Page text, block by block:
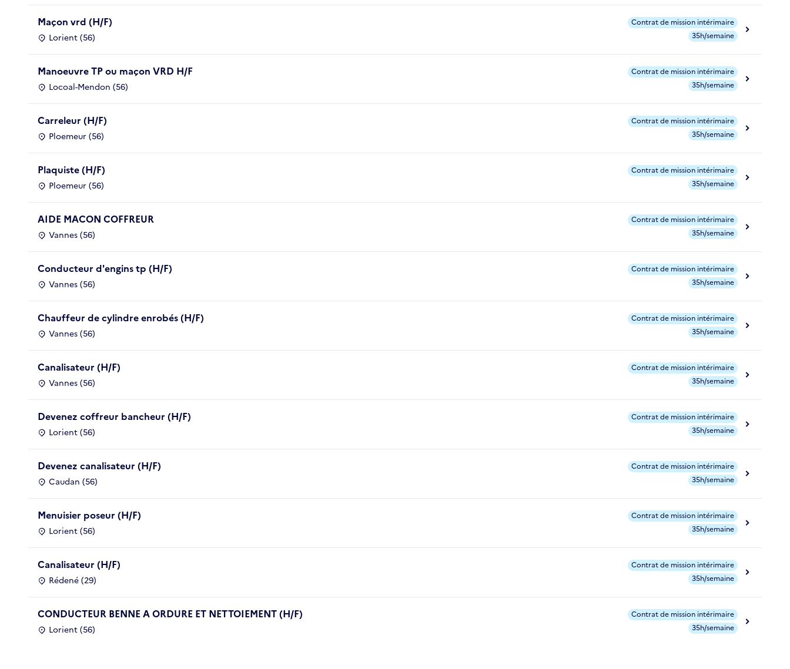
Maçon vrd (H/F)
Lorient (56)
Contrat de mission intérimaire
35h/semaine
Manoeuvre TP ou maçon VRD H/F
Locoal-Mendon (56)
Contrat de mission intérimaire
35h/semaine
Carreleur (H/F)
Ploemeur (56)
Contrat de mission intérimaire
35h/semaine
Plaquiste (H/F)
Ploemeur (56)
Contrat de mission intérimaire
35h/semaine
AIDE MACON COFFREUR
Vannes (56)
Contrat de mission intérimaire
35h/semaine
Conducteur d'engins tp (H/F)
Vannes (56)
Contrat de mission intérimaire
35h/semaine
Chauffeur de cylindre enrobés (H/F)
Vannes (56)
Contrat de mission intérimaire
35h/semaine
Canalisateur (H/F)
Vannes (56)
Contrat de mission intérimaire
35h/semaine
Devenez coffreur bancheur (H/F)
Lorient (56)
Contrat de mission intérimaire
35h/semaine
Devenez canalisateur (H/F)
Caudan (56)
Contrat de mission intérimaire
35h/semaine
Menuisier poseur (H/F)
Lorient (56)
Contrat de mission intérimaire
35h/semaine
Canalisateur (H/F)
Rédené (29)
Contrat de mission intérimaire
35h/semaine
CONDUCTEUR BENNE A ORDURE ET NETTOIEMENT (H/F)
Lorient (56)
Contrat de mission intérimaire
35h/semaine